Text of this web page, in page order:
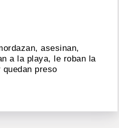
asesinan,
a la playa, le roban la
quedan preso